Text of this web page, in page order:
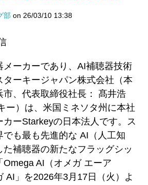
部on 26/03/10 13:38
メーカーであり、AI補聴器技術
ターキージャパン株式会社（本
市、代表取締役社長： 髙井浩
ー）は、米国ミネソタ州に本社
カーStarkeyの日本法人です。ス
でも最も先進的な AI（人工知
補聴器の新たなフラッグシッ
Omega AI（オメガ エーア
AI」を2026年3月17日（火）よ